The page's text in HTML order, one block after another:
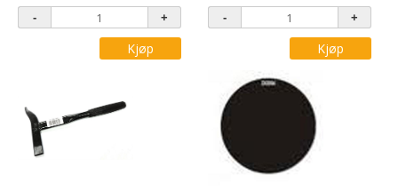
Kjøp Kjøp